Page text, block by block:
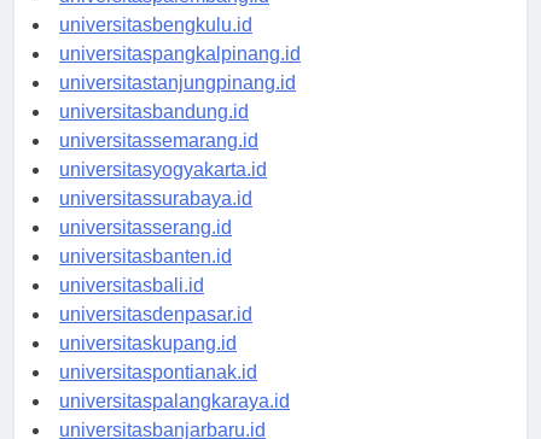
universitaspalembang.id
universitasbengkulu.id
universitaspangkalpinang.id
universitastanjungpinang.id
universitasbandung.id
universitassemarang.id
universitasyogyakarta.id
universitassurabaya.id
universitasserang.id
universitasbanten.id
universitasbali.id
universitasdenpasar.id
universitaskupang.id
universitaspontianak.id
universitaspalangkaraya.id